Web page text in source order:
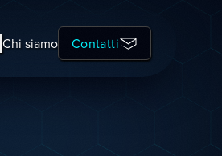
Chi siamo Contatti